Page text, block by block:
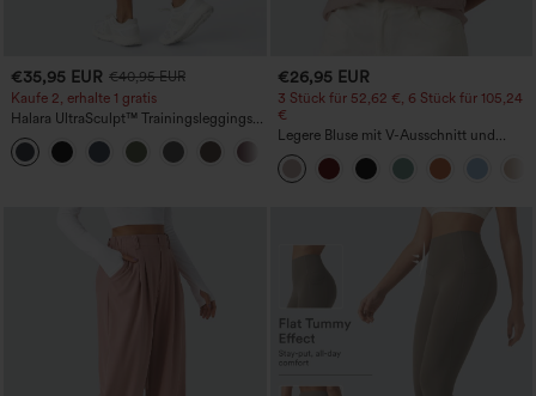
€35,95 EUR €40,95 EUR
Kaufe 2, erhalte 1 gratis
Halara UltraSculpt™ Trainingsleggings
mit hohem Bund – raffende Push-up-
Po-Form, Bauchkontrolle, Taschen und
formende Passform
€26,95 EUR
3 Stück für 52,62 €, 6 Stück für 105,24
€
Legere Bluse mit V-Ausschnitt und
kurzen Puffärmeln